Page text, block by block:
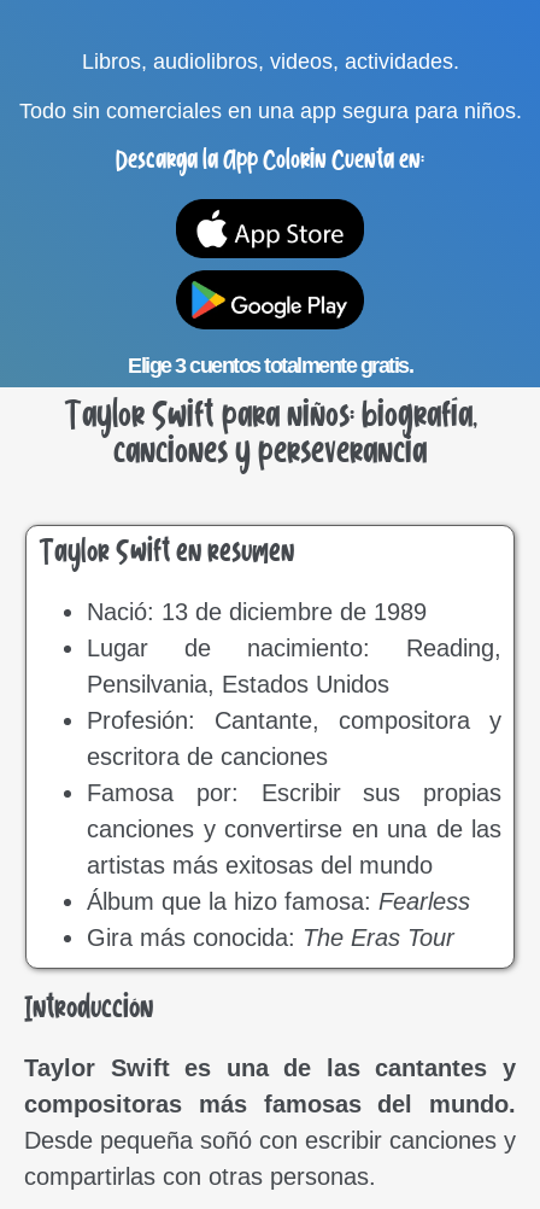
Libros, audiolibros, videos, actividades.
Todo sin comerciales en una app segura para niños.
Descarga la App Colorin Cuenta en:
Elige 3 cuentos totalmente gratis.
Taylor Swift para niños: biografía,
canciones y perseverancia
Taylor Swift en resumen
Nació: 13 de diciembre de 1989
Lugar de nacimiento: Reading,
Pensilvania, Estados Unidos
Profesión: Cantante, compositora y
escritora de canciones
Famosa por: Escribir sus propias
canciones y convertirse en una de las
artistas más exitosas del mundo
Álbum que la hizo famosa: Fearless
Gira más conocida: The Eras Tour
Introducción
Taylor Swift es una de las cantantes y
compositoras más famosas del mundo.
Desde pequeña soñó con escribir canciones y
compartirlas con otras personas.